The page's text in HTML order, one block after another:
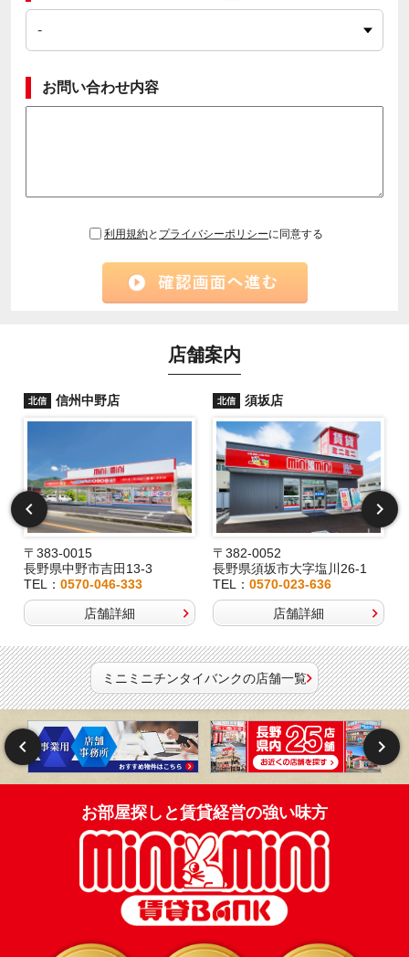
お問い合わせ内容
利用規約と プライバシーポリシーに同意する
店舗案内
北信 信州中野店
〒383-0015
長野県中野市吉田13-3
TEL： 0570-046-333
店舗詳細
北信 須坂店
〒382-0052
長野県須坂市大字塩川26-1
TEL：0570-023-636
店舗詳細
ミニミニチンタイバンクの店舗一覧
お部屋探しと賃貸経営の強い味方